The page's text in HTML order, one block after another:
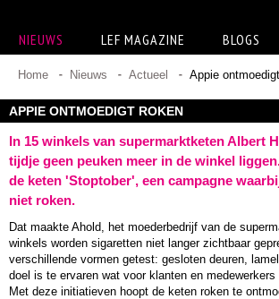
NIEUWS LEF MAGAZINE BLOGS
Home Nieuws Actueel Appie
APPIE ONTMOEDIGT ROKEN
In 15 winkels van supermarktketen Albert
tijdje geen peuken meer in de winkel
de keten 'Stoptober', een campagne
niet roken.
Dat maakte Ahold, het moederbedrijf van de
winkels worden sigaretten niet langer zichtbaar
verschillende vormen getest: gesloten deuren,
doel is te ervaren wat voor klanten en medewerkers
Met deze initiatieven hoopt de keten roken te